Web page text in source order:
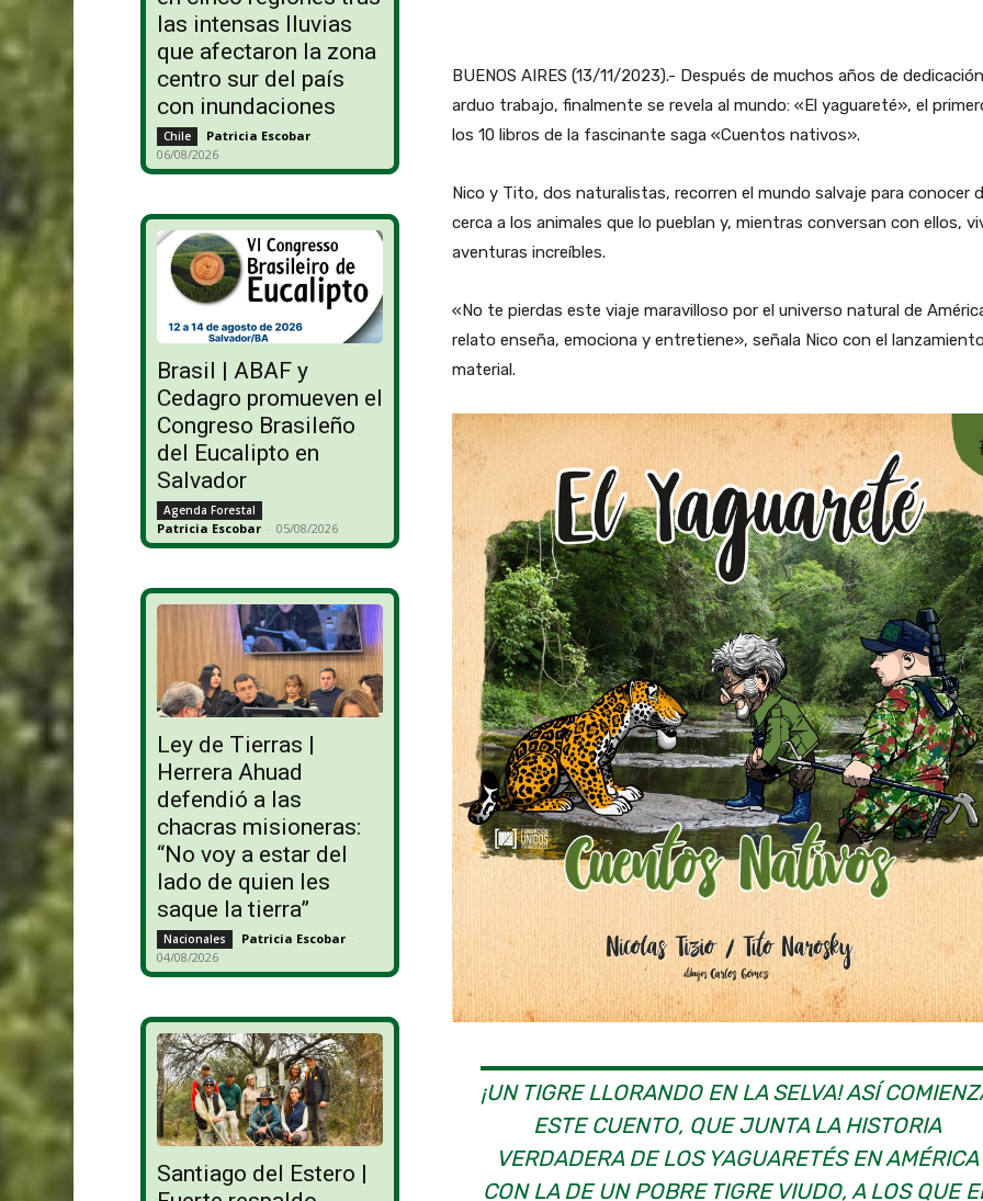
las intensas lluvias
que afectaron la zona
centro sur del país
con inundaciones
Chile Patricia Escobar -
06/08/2026
Brasil | ABAF y
Cedagro promueven el
Congreso Brasileño
del Eucalipto en
Salvador
Agenda Forestal
Patricia Escobar - 05/08/2026
Ley de Tierras |
Herrera Ahuad
defendió a las
chacras misioneras:
“No voy a estar del
lado de quien les
saque la tierra”
Nacionales Patricia Escobar -
04/08/2026
Santiago del Estero |
BUENOS AIRES (13/11/2023).- Después de muchos años de
arduo trabajo, finalmente se revela al mundo: «El yaguareté», el
los 10 libros de la fascinante saga «Cuentos nativos».
Nico y Tito, dos naturalistas, recorren el mundo salvaje para conocer
cerca a los animales que lo pueblan y, mientras conversan con ellos,
aventuras increíbles.
«No te pierdas este viaje maravilloso por el universo natural de
relato enseña, emociona y entretiene», señala Nico con el
material.
¡UN TIGRE LLORANDO EN LA SELVA! ASÍ
ESTE CUENTO, QUE JUNTA LA HISTORIA
VERDADERA DE LOS YAGUARETÉS EN AMÉRICA
CON LA DE UN POBRE TIGRE VIUDO, A LOS QUE